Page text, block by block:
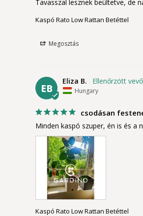
Tavasszal lesznek beültetve, de
Kaspó Rato Low Rattan Betéttel
Megosztás
EB
Eliza B.
Hungary
csodásan
Minden kaspó szuper, én is és a
Kaspó Rato Low Rattan Betéttel